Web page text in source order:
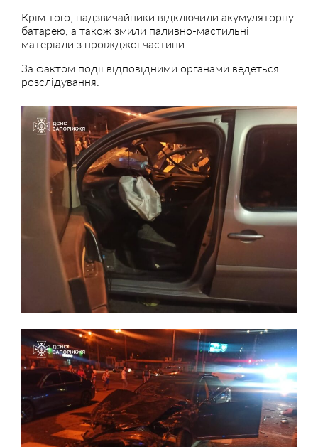
Крім того, надзвичайники відключили акумуляторну
батарею, а також змили паливно-мастильні
матеріали з проїжджої частини.
За фактом події відповідними органами ведеться
розслідування.